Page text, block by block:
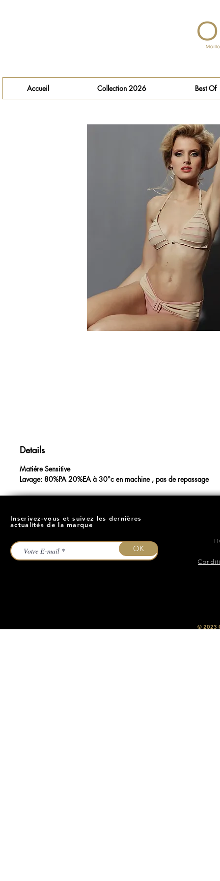
Accueil Collection 2026 Best Of
Details
Matiére Sensitive
Lavage: 80%PA 20%EA à 30°c en machine , pas de repassage
Inscrivez-vous et suivez les dernières
actualités de la marque
OK
​© 2023